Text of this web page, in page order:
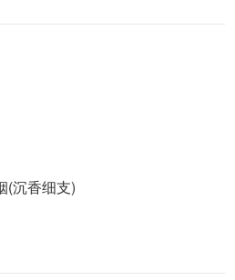
(沉香细支)